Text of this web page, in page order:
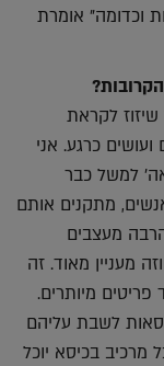
וכדומה" אומרת
לקראת
כרגע. אני
למשל כבר
מתקנים אותם
מעצבים
מעניין מאוד. זה
פריטים מיותרים.
לשבת עליהם
מרכיב בכיסא יוכל